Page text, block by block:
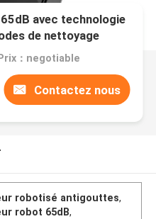
avec technologie
de nettoyage
Prix：negotiable
Contactez nous
robotisé antigouttes,
robot 65dB,